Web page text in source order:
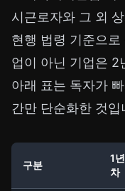
시근로자와 그 외
현행 법령 기준으
업이 아닌 기업은 2
아래 표는 독자가
간만 단순화한 것입
구분
1년
차